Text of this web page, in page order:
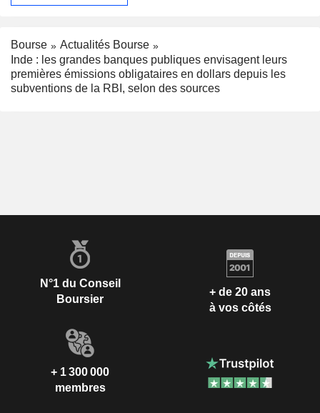
Bourse
Actualités Bourse
Inde : les grandes banques publiques envisagent leurs
premières émissions obligataires en dollars depuis les
subventions de la RBI, selon des sources
N°1 du Conseil
Boursier
+ de 20 ans
à vos côtés
+ 1 300 000
membres